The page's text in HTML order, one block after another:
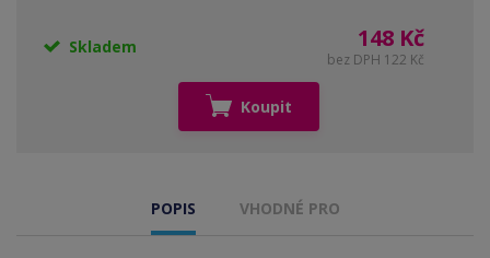
Skladem 148 Kč
bez DPH 122 Kč
Koupit
POPIS VHODNÉ PRO